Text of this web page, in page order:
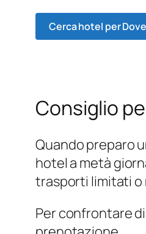
Cerca hotel per
Consiglio
Quando preparo
hotel a metà
trasporti limitati o
Per confrontare